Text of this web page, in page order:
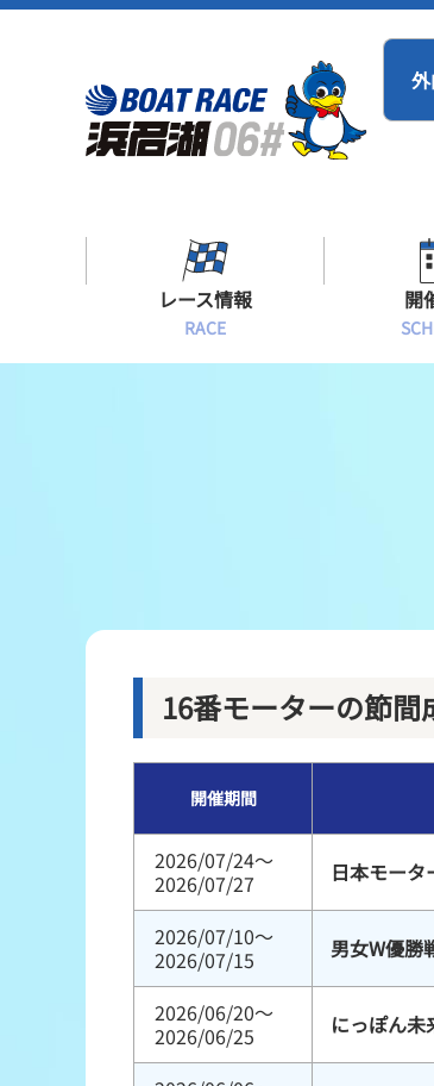
レース情報
RACE
モーター抽選結果・前検タイム
得点率ランキング
開
16番モーターの節間
開催期間
2026/07/24～
2026/07/27
日本モー
2026/07/10～
2026/07/15
男女W優勝
2026/06/20～
2026/06/25
にっぽん